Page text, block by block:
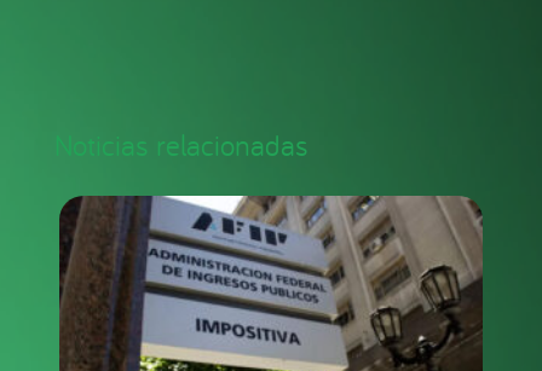
Noticias relacionadas